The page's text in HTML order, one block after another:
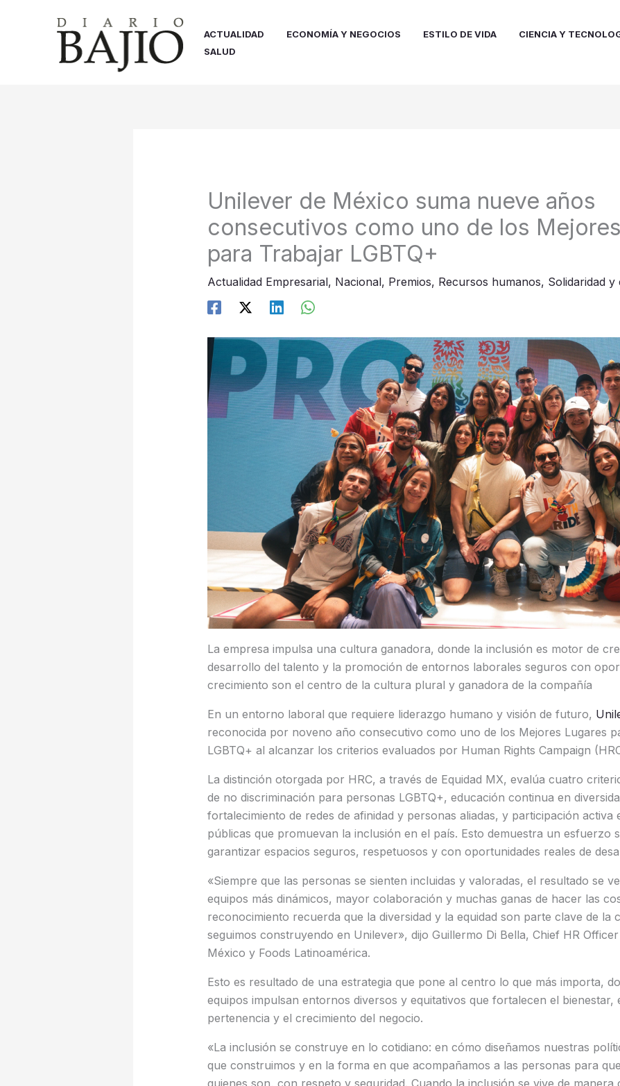
ACTUALIDAD ECONOMÍA Y NEGOCIOS ESTILO DE VIDA CIENCIA Y
SALUD
Unilever de México suma nueve años
consecutivos como uno de los
para Trabajar LGBTQ+
Actualidad Empresarial, Nacional, Premios, Recursos humanos, Solidaridad
La empresa impulsa una cultura ganadora, donde la inclusión es motor de
desarrollo del talento y la promoción de entornos laborales seguros con
crecimiento son el centro de la cultura plural y ganadora de la compañía
En un entorno laboral que requiere liderazgo humano y visión de futuro,
reconocida por noveno año consecutivo como uno de los Mejores Lugares
LGBTQ+ al alcanzar los criterios evaluados por Human Rights Campaign
La distinción otorgada por HRC, a través de Equidad MX, evalúa cuatro
de no discriminación para personas LGBTQ+, educación continua en
fortalecimiento de redes de afinidad y personas aliadas, y participación activa
públicas que promuevan la inclusión en el país. Esto demuestra un esfuerzo
garantizar espacios seguros, respetuosos y con oportunidades reales de
«Siempre que las personas se sienten incluidas y valoradas, el resultado se
equipos más dinámicos, mayor colaboración y muchas ganas de hacer las
reconocimiento recuerda que la diversidad y la equidad son parte clave de la
seguimos construyendo en Unilever», dijo Guillermo Di Bella, Chief HR
México y Foods Latinoamérica.
Esto es resultado de una estrategia que pone al centro lo que más importa,
equipos impulsan entornos diversos y equitativos que fortalecen el bienestar,
pertenencia y el crecimiento del negocio.
«La inclusión se construye en lo cotidiano: en cómo diseñamos nuestras
que construimos y en la forma en que acompañamos a las personas para
quienes son, con respeto y seguridad. Cuando la inclusión se vive de manera